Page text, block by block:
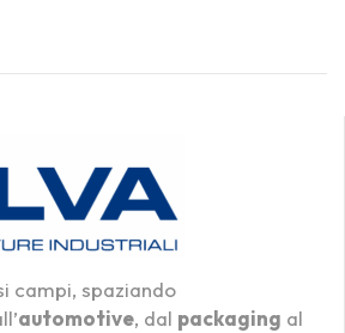
campi, spaziando
automotive, dal packaging al